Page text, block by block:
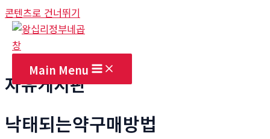
콘텐츠로 건너뛰기
Main Menu
자유게시판
낙태되는약구매방법